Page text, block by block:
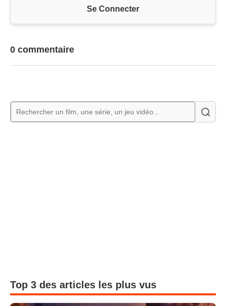
Se Connecter
0 commentaire